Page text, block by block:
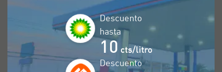
Descuento
hasta
10 cts/litro
Descuento